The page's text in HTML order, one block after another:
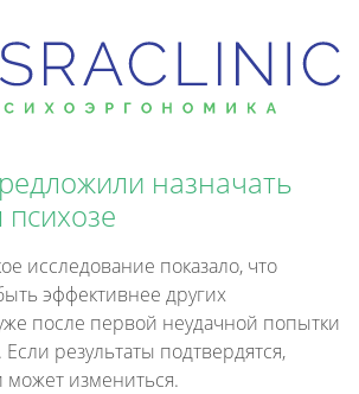
назначать
исследование показало, что
эффективнее других
после первой неудачной попытки
результаты подтвердятся,
может измениться.